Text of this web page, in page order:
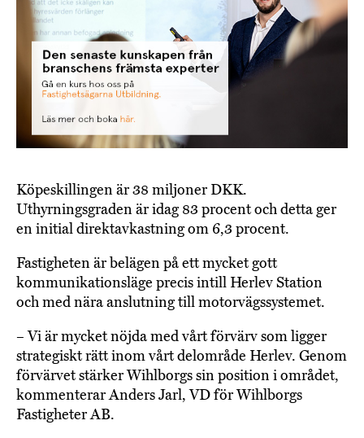
Köpeskillingen är 38 miljoner DKK.
Uthyrningsgraden är idag 83 procent och detta ger
en initial direktavkastning om 6,3 procent.
Fastigheten är belägen på ett mycket gott
kommunikationsläge precis intill Herlev Station
och med nära anslutning till motorvägssystemet.
– Vi är mycket nöjda med vårt förvärv som ligger
strategiskt rätt inom vårt delområde Herlev. Genom
förvärvet stärker Wihlborgs sin position i området,
kommenterar Anders Jarl, VD för Wihlborgs
Fastigheter AB.